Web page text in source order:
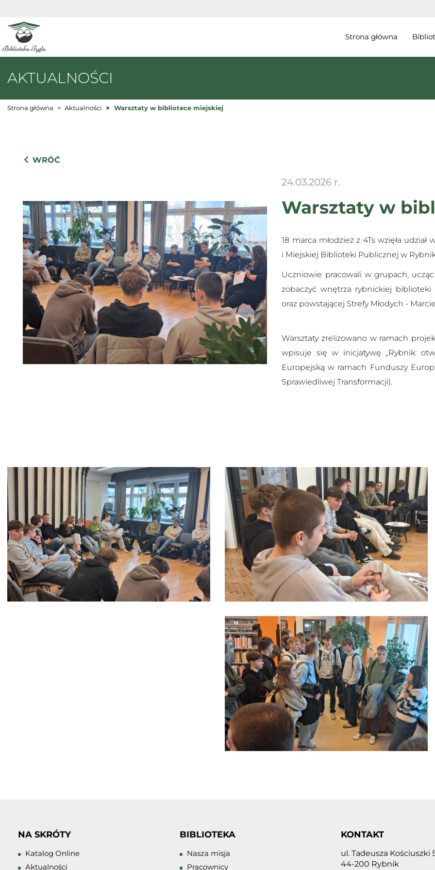
Strona główna
AKTUALNOŚCI
Strona główna Aktualności Warsztaty w bibliotece miejskiej
WRÓĆ
24.03.2026 r.
Warsztaty w
18 marca młodzież z 4Ts wzięła
i Miejskiej Biblioteki Publicznej w
Uczniowie pracowali w grupach,
zobaczyć wnętrza rybnickiej
oraz powstającej Strefy Młodych -
Warsztaty zrelizowano w ramach
wpisuje się w inicjatywę „Rybnik:
Europejską w ramach Funduszy
Sprawiedliwej Transformacji).
NA SKRÓTY
Katalog Online
Aktualności
BIBLIOTEKA
Nasza misja
Pracownicy
KONTAKT
ul. Tadeusza Kościuszki
44-200 Rybnik